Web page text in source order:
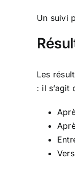
Un suivi
Les
: il s’agit